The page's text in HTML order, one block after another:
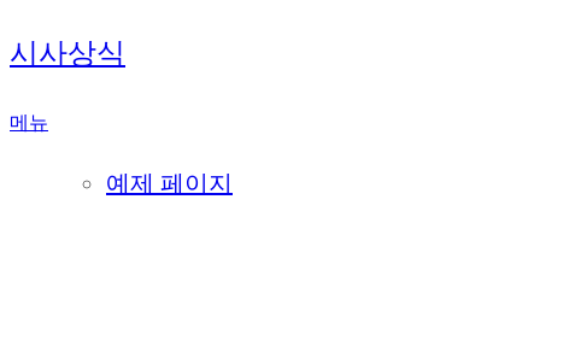
내
시사상식
메뉴
예제 페이지